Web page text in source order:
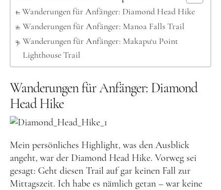
Südkorea
Taiwan
Baltikum
Lettland
Dänemark
Finnland
Norwegen
Schweden
Wanderungen für Anfänger: Diamond Head Hike
Wanderungen für Anfänger: Manoa Falls Trail
Wanderungen für Anfänger: Makapu‘u Point
Lighthouse Trail
Wanderungen für Anfänger: Diamond
Head Hike
Mein persönliches Highlight, was den Ausblick
angeht, war der Diamond Head Hike. Vorweg sei
gesagt: Geht diesen Trail auf gar keinen Fall zur
Mittagszeit. Ich habe es nämlich getan – war keine